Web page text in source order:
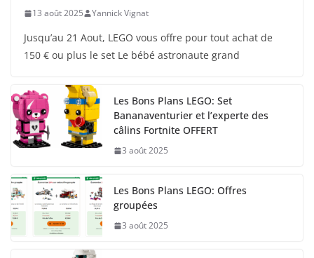
13 août 2025 Yannick Vignat
Jusqu’au 21 Aout, LEGO vous offre pour tout achat de
150 € ou plus le set Le bébé astronaute grand
Les Bons Plans LEGO: Set
Bananaventurier et l’experte des
câlins Fortnite OFFERT
3 août 2025
Les Bons Plans LEGO: Offres
groupées
3 août 2025